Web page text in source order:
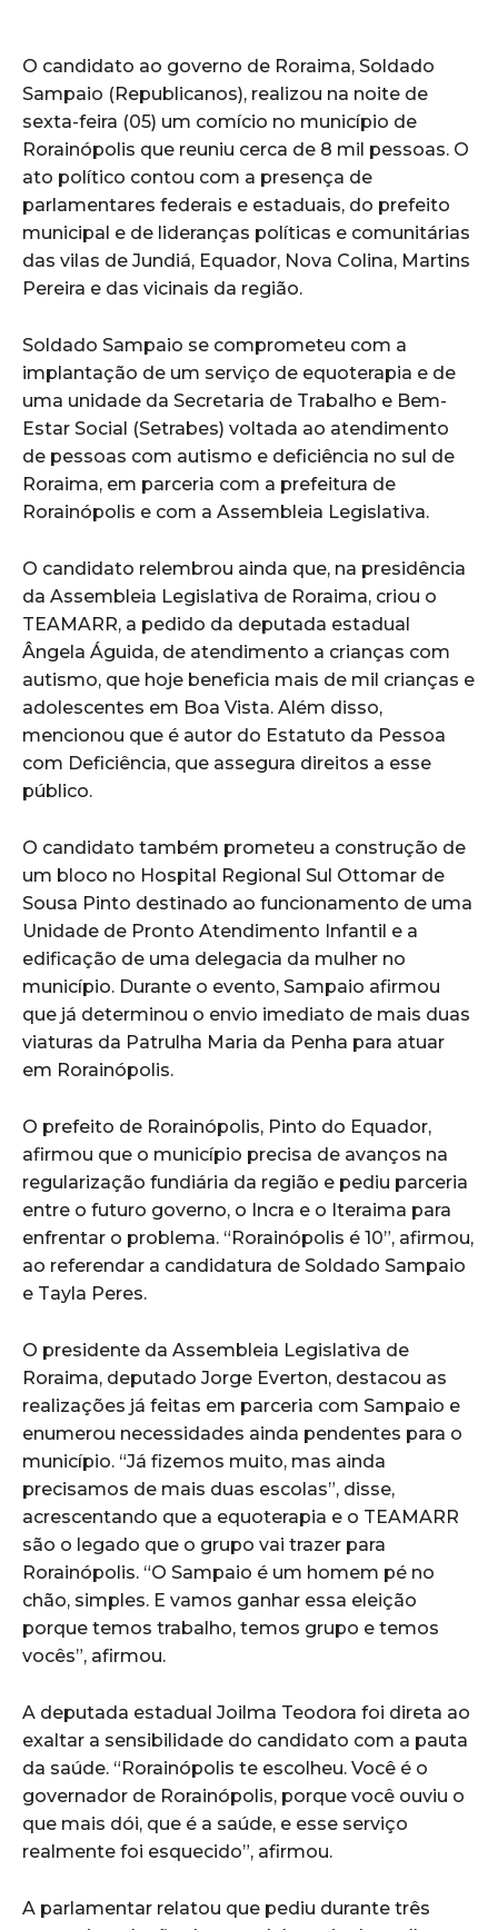
O candidato ao governo de Roraima, Soldado
Sampaio (Republicanos), realizou na noite de
sexta-feira (05) um comício no município de
Rorainópolis que reuniu cerca de 8 mil pessoas. O
ato político contou com a presença de
parlamentares federais e estaduais, do prefeito
municipal e de lideranças políticas e comunitárias
das vilas de Jundiá, Equador, Nova Colina, Martins
Pereira e das vicinais da região.
Soldado Sampaio se comprometeu com a
implantação de um serviço de equoterapia e de
uma unidade da Secretaria de Trabalho e Bem-
Estar Social (Setrabes) voltada ao atendimento
de pessoas com autismo e deficiência no sul de
Roraima, em parceria com a prefeitura de
Rorainópolis e com a Assembleia Legislativa.
O candidato relembrou ainda que, na presidência
da Assembleia Legislativa de Roraima, criou o
TEAMARR, a pedido da deputada estadual
Ângela Águida, de atendimento a crianças com
autismo, que hoje beneficia mais de mil crianças e
adolescentes em Boa Vista. Além disso,
mencionou que é autor do Estatuto da Pessoa
com Deficiência, que assegura direitos a esse
público.
O candidato também prometeu a construção de
um bloco no Hospital Regional Sul Ottomar de
Sousa Pinto destinado ao funcionamento de uma
Unidade de Pronto Atendimento Infantil e a
edificação de uma delegacia da mulher no
município. Durante o evento, Sampaio afirmou
que já determinou o envio imediato de mais duas
viaturas da Patrulha Maria da Penha para atuar
em Rorainópolis.
O prefeito de Rorainópolis, Pinto do Equador,
afirmou que o município precisa de avanços na
regularização fundiária da região e pediu parceria
entre o futuro governo, o Incra e o Iteraima para
enfrentar o problema. “Rorainópolis é 10”, afirmou,
ao referendar a candidatura de Soldado Sampaio
e Tayla Peres.
O presidente da Assembleia Legislativa de
Roraima, deputado Jorge Everton, destacou as
realizações já feitas em parceria com Sampaio e
enumerou necessidades ainda pendentes para o
município. “Já fizemos muito, mas ainda
precisamos de mais duas escolas”, disse,
acrescentando que a equoterapia e o TEAMARR
são o legado que o grupo vai trazer para
Rorainópolis. “O Sampaio é um homem pé no
chão, simples. E vamos ganhar essa eleição
porque temos trabalho, temos grupo e temos
vocês”, afirmou.
A deputada estadual Joilma Teodora foi direta ao
exaltar a sensibilidade do candidato com a pauta
da saúde. “Rorainópolis te escolheu. Você é o
governador de Rorainópolis, porque você ouviu o
que mais dói, que é a saúde, e esse serviço
realmente foi esquecido”, afirmou.
A parlamentar relatou que pediu durante três